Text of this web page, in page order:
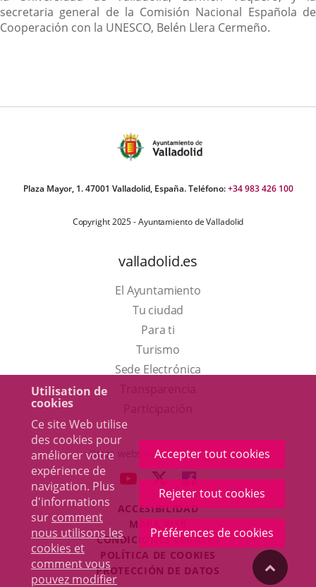
Utilisation de
cookies
Ce site Web utilise
des cookies pour
améliorer votre
expérience de
navigation. Plus
d'informations
sur comment
nous utilisons les
cookies et
comment vous
pouvez modifier
Accepter tout cookies
Rejeter tout cookies
Préférences de cookies
secretaria general de la Comisión Nacional Española de
Cooperación con la UNESCO, Belén Llera Cermeño.
Plaza Mayor, 1. 47001 Valladolid, España. Teléfono:+34 983 426 100
Copyright 2025 - Ayuntamiento de Valladolid
valladolid.es
El Ayuntamiento
Tu ciudad
Para ti
TurismoEste
enlace
una
ventana
nueva.
Sede Electrónica
externa.
Otras webs del ayuntamiento
ENLACE
UNA
APLICACIÓN
EXTERNA.
ENLACE
A
UNA
APLICACIÓN
EXTERNA.
ENLACE
A
UNA
APLICACIÓN
EXTERNA.
ACCESIBILIDAD
MAPA WEB
CONDICIONES LEGALES
POLÍTICA DE COOKIES
PROTECCIÓN DE DATOS
"Volver